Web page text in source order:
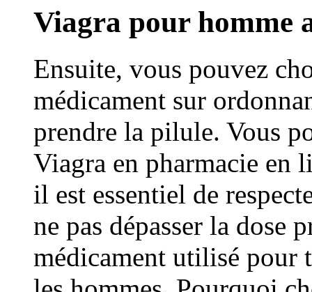
Viagra pour homme
Ensuite, vous pouvez
médicament sur
prendre la pilule. Vous
Viagra en pharmacie en
il est essentiel de
ne pas dépasser la dose
médicament utilisé pour